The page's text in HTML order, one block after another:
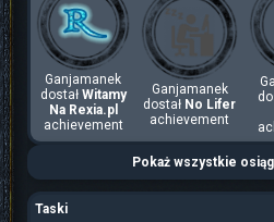
Ganjamanek
dostał Witamy
Na Rexia.pl
achievement
Ganjamanek
dostał No Lifer
achievement
Pokaż wszystkie
Taski